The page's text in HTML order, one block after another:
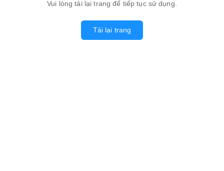
Vui lòng tải lại trang để tiếp tục sử dụng.
Tải lại trang